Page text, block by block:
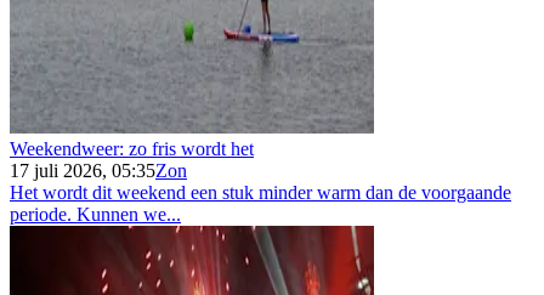
Weekendweer: zo fris wordt het
17 juli 2026, 05:35Zon
Het wordt dit weekend een stuk minder warm dan de voorgaande
periode. Kunnen we...